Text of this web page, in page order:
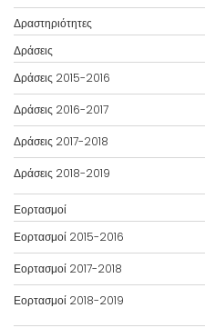
Δραστηριότητες
Δράσεις
Δράσεις 2015-2016
Δράσεις 2016-2017
Δράσεις 2017-2018
Δράσεις 2018-2019
Εορτασμοί
Εορτασμοί 2015-2016
Εορτασμοί 2017-2018
Εορτασμοί 2018-2019